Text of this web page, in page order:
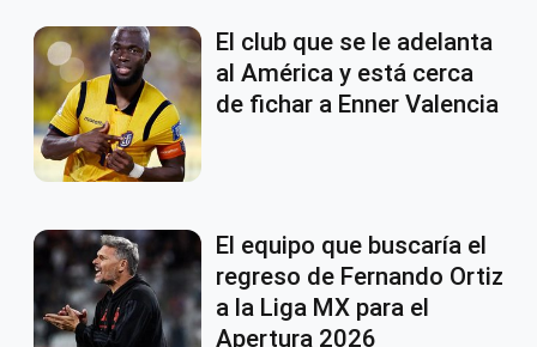
El club que se le adelanta
al América y está cerca
de fichar a Enner Valencia
El equipo que buscaría el
regreso de Fernando Ortiz
a la Liga MX para el
Apertura 2026